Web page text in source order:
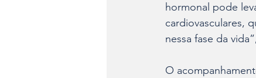
hormonal pode
cardiovasculares,
nessa fase da
O